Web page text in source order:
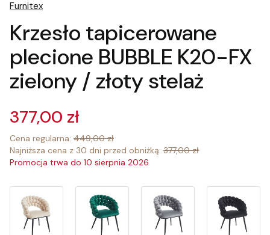
Furnitex
Krzesło tapicerowane
plecione BUBBLE K20-FX
zielony / złoty stelaż
377,00 zł
Cena regularna: 449,00 zł
Najniższa cena z 30 dni przed obniżką: 377,00 zł
Promocja trwa do 10 sierpnia 2026